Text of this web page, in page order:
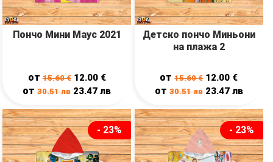
Пончо Мини Маус 2021
от15.60€ 12.00 €
от30.51лв 23.47лв
Детско пончо Миньони
на плажа 2
от15.60€ 12.00 €
от 30.51лв 23.47 лв
- 23% - 23%